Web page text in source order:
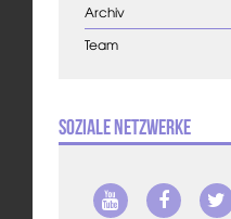
Archiv
Team
Soziale Netzwerke